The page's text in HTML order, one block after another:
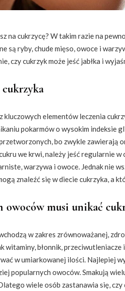
na cukrzycę? W takim razie na
są ryby, chude mięso, owoce i
czy cukrzyk może jeść jabłka i
z kluczowych elementów leczenia
pokarmów o wysokim indeksie
bo zwykle zawierają
we krwi, należy jeść regularnie
warzywa i owoce. Jednak nie
znaleźć się w diecie cukrzyka, a
owoców musi unikać
w zakres zrównoważanej,
witaminy, błonnik,
w umiarkowanej ilości. Najlepiej
popularnych owoców. Smakują
wiele osób zastanawia się,